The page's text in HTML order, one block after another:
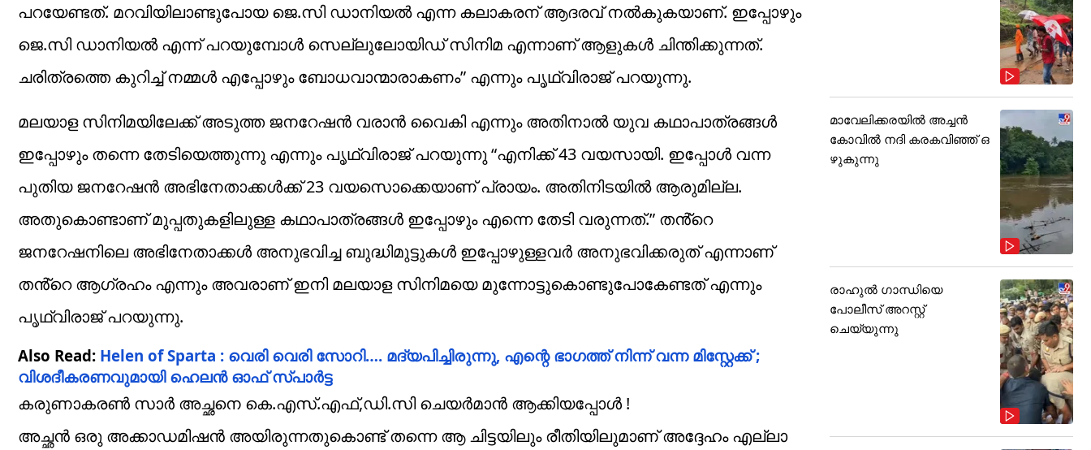
പറയേണ്ടത്. മറവിയിലാണ്ടുപോയ ജെ.സി ഡാനിയൽ എന്ന കലാകരന് ആദരവ് നൽകുകയാണ്. ഇപ്പോഴും
ജെ.സി ഡാനിയൽ എന്ന് പറയുമ്പോൾ സെല്ലുലോയിഡ് സിനിമ എന്നാണ് ആളുകൾ ചിന്തിക്കുന്നത്.
ചരിത്രത്തെ കുറിച്ച് നമ്മൾ എപ്പോഴും ബോധവാന്മാരാകണം” എന്നും പൃഥ്വിരാജ് പറയുന്നു.
മലയാള സിനിമയിലേക്ക് അടുത്ത ജനറേഷൻ വരാൻ വൈകി എന്നും അതിനാൽ യുവ കഥാപാത്രങ്ങൾ
ഇപ്പോഴും തന്നെ തേടിയെത്തുന്നു എന്നും പൃഥ്വിരാജ് പറയുന്നു “എനിക്ക് 43 വയസായി. ഇപ്പോൾ വന്ന
പുതിയ ജനറേഷൻ അഭിനേതാക്കൾക്ക് 23 വയസൊക്കെയാണ് പ്രായം. അതിനിടയിൽ ആരുമില്ല.
അതുകൊണ്ടാണ് മുപ്പതുകളിലുള്ള കഥാപാത്രങ്ങൾ ഇപ്പോഴും എന്നെ തേടി വരുന്നത്.” തൻ്റെ
ജനറേഷനിലെ അഭിനേതാക്കൾ അനുഭവിച്ച ബുദ്ധിമുട്ടുകൾ ഇപ്പോഴുള്ളവർ അനുഭവിക്കരുത് എന്നാണ്
തൻ്റെ ആഗ്രഹം എന്നും അവരാണ് ഇനി മലയാള സിനിമയെ മുന്നോട്ടുകൊണ്ടുപോകേണ്ടത് എന്നും
പൃഥ്വിരാജ് പറയുന്നു.
Also Read: Helen of Sparta : വെരി വെരി സോറി…. മദ്യപിച്ചിരുന്നു, എന്റെ ഭാഗത്ത് നിന്ന് വന്ന മിസ്റ്റേക്ക് ;
വിശദീകരണവുമായി ഹെലന്‍ ഓഫ് സ്പാര്‍ട്ട
കരുണാകരൺ സാർ അച്ഛനെ കെ.എസ്.എഫ്,ഡി.സി ചെയർമാൻ ആക്കിയപ്പോൾ !
അച്ഛൻ ഒരു അക്കാഡമിഷൻ അയിരുന്നതുകൊണ്ട് തന്നെ ആ ചിട്ടയിലും രീതിയിലുമാണ് അദ്ദേഹം എല്ലാ
മാവേലിക്കരയിൽ അച്ചൻ
കോവിൽ നദി കരകവിഞ്ഞ് ഒ
ഴുകുന്നു
രാഹുൽ ഗാന്ധിയെ
പോലീസ് അറസ്റ്റ്
ചെയ്യുന്നു